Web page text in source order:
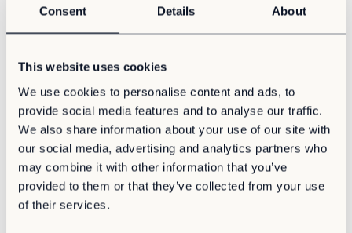
Consent Details About
This website uses cookies
We use cookies to personalise content and ads, to
provide social media features and to analyse our traffic.
We also share information about your use of our site with
our social media, advertising and analytics partners who
may combine it with other information that you’ve
provided to them or that they’ve collected from your use
of their services.
Rekordsnabb process
Modulerna delades upp så att de bildade tre byggnader
i nära anslutning till den gamla skolan. I modulerna finns
allt som en skola behöver – klassrum, allmänna ytor,
arbetsrum för lärare och matsal.
– Vi beställde dem i mitten på maj och hade dem klara
med anslutningar och allt inom två månader. Det här är
en process som normalt tar omkring ett halvår. För oss
betyder det otroligt mycket att det gick att ordna så